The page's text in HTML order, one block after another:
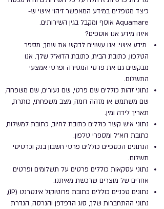
כיצד מטפלים במידע המאפשר זיהוי אישי ש-
Aquamare אוסף ומקבל בגין השירותים.
איזה מידע אנו אוספים?
מידע אישי: אנו עשויים לבקש את שמך, מספר
הטלפון, כתובת הבית, כתובת הדוא"ל שלך. אנו
מבקשים גם את פרטי המסירה ופרטי אמצעי
התשלום.
נתוני זהות כוללים שם פרטי, שם נעורים, שם משפחה,
שם משתמש או מזהה דומה, מצב משפחתי, כותרת,
תאריך לידה ומין.
נתוני איש קשר כוללים כתובת לחיוב, כתובת למשלוח,
כתובת דוא"ל ומספרי טלפון.
הנתונים הכספיים כוללים פרטי חשבון בנק וכרטיסי
תשלום.
נתוני עסקאות כוללים פרטים על תשלומים ופרטים
אחרים של מוצרים שרכשת מאיתנו.
נתונים טכניים כוללים כתובת פרוטוקול אינטרנט (IP),
נתוני ההתחברות שלך, סוג הדפדפן והגרסה, הגדרת